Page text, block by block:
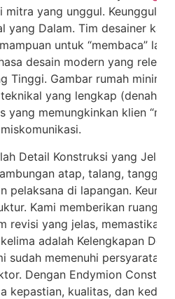
mitra yang unggul. Keunggulan
yang Dalam. Tim desainer
untuk “membaca”
desain modern yang
Tinggi. Gambar rumah
yang lengkap (denah,
memungkinkan klien
Detail Konstruksi yang
atap, talang, tangga,
pelaksana di lapangan.
Kami memberikan ruang
revisi yang jelas, memastikan
adalah Kelengkapan
sudah memenuhi persyaratan
Dengan Endymion
kepastian, kualitas, dan